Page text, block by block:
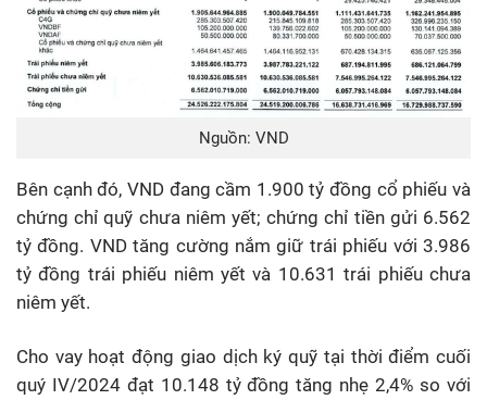
Nguồn: VND
Bên cạnh đó, VND đang cầm 1.900 tỷ đồng cổ phiếu và
chứng chỉ quỹ chưa niêm yết; chứng chỉ tiền gửi 6.562
tỷ đồng. VND tăng cường nắm giữ trái phiếu với 3.986
tỷ đồng trái phiếu niêm yết và 10.631 trái phiếu chưa
niêm yết.
Cho vay hoạt động giao dịch ký quỹ tại thời điểm cuối
quý IV/2024 đạt 10.148 tỷ đồng tăng nhẹ 2,4% so với